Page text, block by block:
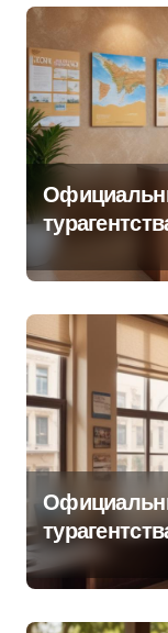
продаж по